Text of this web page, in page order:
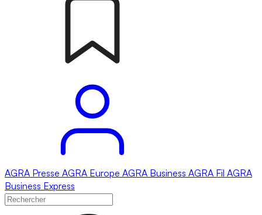
AGRA Presse AGRA Europe AGRA Business AGRA Fil AGRA
Business Express